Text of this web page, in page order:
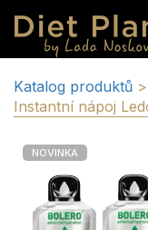
Katalog produktů >
Instantní nápoj
NOVINKA